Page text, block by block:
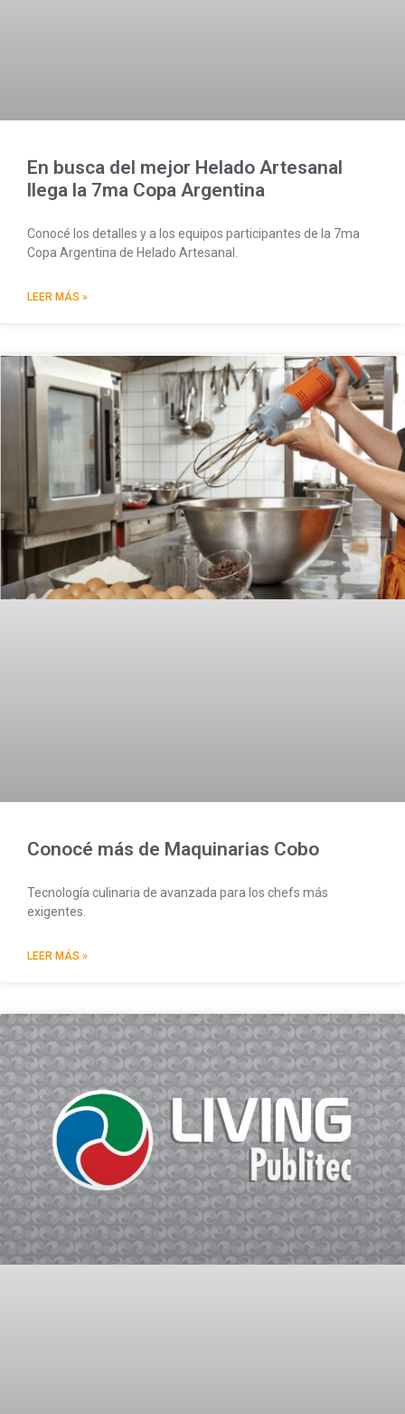
En busca del mejor Helado Artesanal
llega la 7ma Copa Argentina
Conocé los detalles y a los equipos participantes de la 7ma
Copa Argentina de Helado Artesanal.
LEER MÁS »
Conocé más de Maquinarias Cobo
Tecnología culinaria de avanzada para los chefs más
exigentes.
LEER MÁS »